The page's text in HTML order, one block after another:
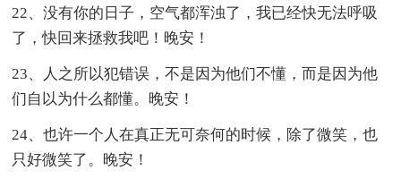
22、没有你的日子，空气都浑浊了，我已经快无法呼吸
了，快回来拯救我吧！晚安！
23、人之所以犯错误，不是因为他们不懂，而是因为他
们自以为什么都懂。晚安！
24、也许一个人在真正无可奈何的时候，除了微笑，也
只好微笑了。晚安！